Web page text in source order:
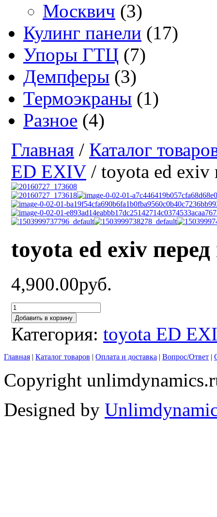
Москвич (3)
Кулинг панели (17)
Упоры ГТЦ (7)
Демпферы (3)
Термоэкраны (1)
Разное (4)
Главная / Каталог
ED EXIV / toyota ed exiv
toyota ed exiv перед
4,900.00руб.
Добавить в корзину
Категория: toyota ED
Главная | Каталог товаров | Оплата и доставка | Вопрос/Ответ |
Copyright
Designed by